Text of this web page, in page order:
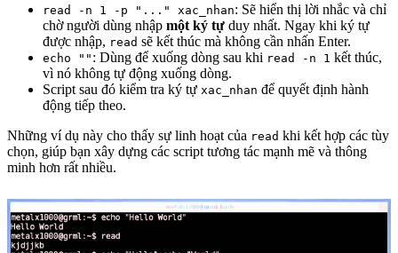
read -n 1 -p "..." xac_nhan: Sẽ hiển thị lời nhắc và chỉ
chờ người dùng nhập một ký tự duy nhất. Ngay khi ký tự
được nhập, read sẽ kết thúc mà không cần nhấn Enter.
echo "" : Dùng để xuống dòng sau khi read -n 1 kết thúc,
vì nó không tự động xuống dòng.
Script sau đó kiểm tra ký tự xac_nhan để quyết định hành
động tiếp theo.
Những ví dụ này cho thấy sự linh hoạt của read khi kết hợp các tùy
chọn, giúp bạn xây dựng các script tương tác mạnh mẽ và thông
minh hơn rất nhiều.